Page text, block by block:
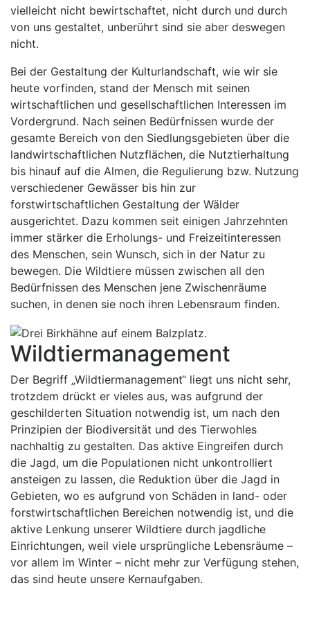
vielleicht nicht bewirtschaftet, nicht durch und durch
von uns gestaltet, unberührt sind sie aber deswegen
nicht.
Bei der Gestaltung der Kulturlandschaft, wie wir sie
heute vorfinden, stand der Mensch mit seinen
wirtschaftlichen und gesellschaftlichen Interessen im
Vordergrund. Nach seinen Bedürfnissen wurde der
gesamte Bereich von den Siedlungsgebieten über die
landwirtschaftlichen Nutzflächen, die Nutztierhaltung
bis hinauf auf die Almen, die Regulierung bzw. Nutzung
verschiedener Gewässer bis hin zur
forstwirtschaftlichen Gestaltung der Wälder
ausgerichtet. Dazu kommen seit einigen Jahrzehnten
immer stärker die Erholungs- und Freizeitinteressen
des Menschen, sein Wunsch, sich in der Natur zu
bewegen. Die Wildtiere müssen zwischen all den
Bedürfnissen des Menschen jene Zwischenräume
suchen, in denen sie noch ihren Lebensraum finden.
Wildtiermanagement
Der Begriff „Wildtiermanagement“ liegt uns nicht sehr,
trotzdem drückt er vieles aus, was aufgrund der
geschilderten Situation notwendig ist, um nach den
Prinzipien der Biodiversität und des Tierwohles
nachhaltig zu gestalten. Das aktive Eingreifen durch
die Jagd, um die Populationen nicht unkontrolliert
ansteigen zu lassen, die Reduktion über die Jagd in
Gebieten, wo es aufgrund von Schäden in land- oder
forstwirtschaftlichen Bereichen notwendig ist, und die
aktive Lenkung unserer Wildtiere durch jagdliche
Einrichtungen, weil viele ursprüngliche Lebensräume –
vor allem im Winter – nicht mehr zur Verfügung stehen,
das sind heute unsere Kernaufgaben.